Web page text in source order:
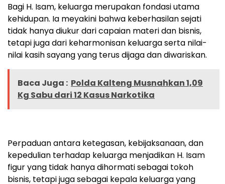
Bagi H. Isam, keluarga merupakan fondasi utama
kehidupan. Ia meyakini bahwa keberhasilan sejati
tidak hanya diukur dari capaian materi dan bisnis,
tetapi juga dari keharmonisan keluarga serta nilai-
nilai kasih sayang yang terus dijaga dan diwariskan.
Baca Juga : Polda Kalteng Musnahkan 1,09
Kg Sabu dari 12 Kasus Narkotika
Perpaduan antara ketegasan, kebijaksanaan, dan
kepedulian terhadap keluarga menjadikan H. Isam
figur yang tidak hanya dihormati sebagai tokoh
bisnis, tetapi juga sebagai kepala keluarga yang